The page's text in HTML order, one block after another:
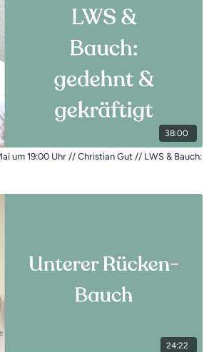
38:00
um 19:00 Uhr // Christian Gut // LWS & Bauch:
24:22